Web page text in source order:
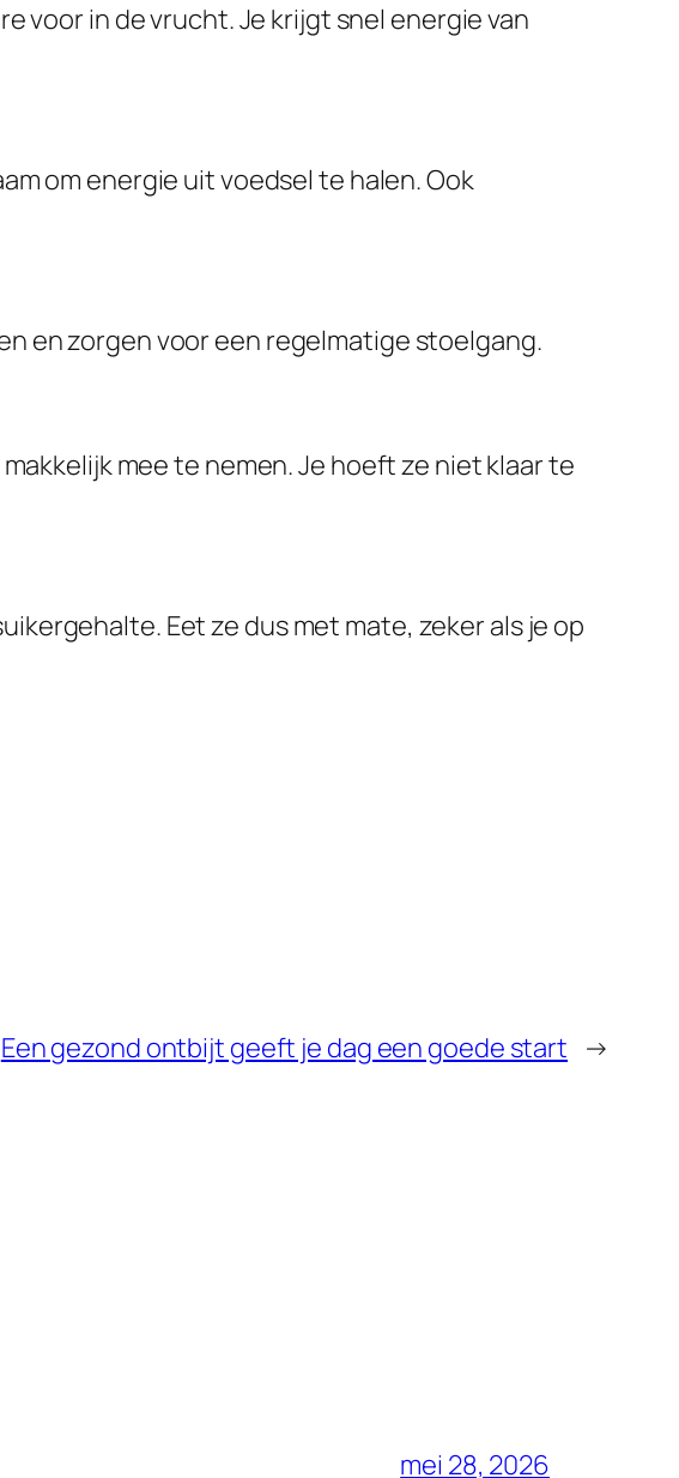
voor in de vrucht. Je krijgt snel energie van
om energie uit voedsel te halen. Ook
en zorgen voor een regelmatige stoelgang.
mee te nemen. Je hoeft ze niet klaar te
Eet ze dus met mate, zeker als je op
Een gezond ontbijt geeft je dag een goede start →
mei 28, 2026